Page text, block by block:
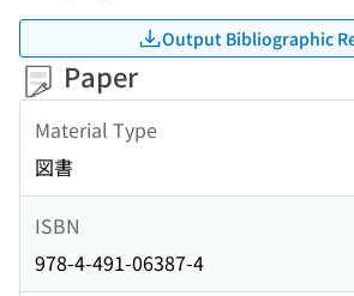
Output Bibliographic
Paper
Material Type
図書
ISBN
978-4-491-06387-4